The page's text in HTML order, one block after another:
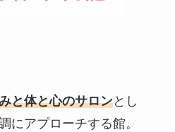
と体と心のサロンとし
にアプローチする館。